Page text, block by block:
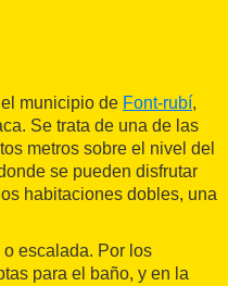
municipio de Font-rubí,
Se trata de una de las
metros sobre el nivel del
se pueden disfrutar
habitaciones dobles, una
escalada. Por los
para el baño, y en la